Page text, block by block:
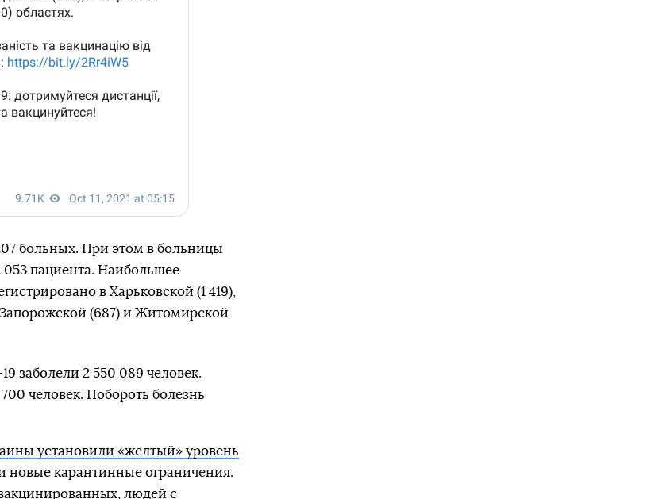
больных. При этом в больницы
053 пациента. Наибольшее
в Харьковской (1 419),
(687) и Житомирской
заболели 2 550 089 человек.
человек. Побороть болезнь
установили «желтый» уровень
новые карантинные ограничения.
людей с